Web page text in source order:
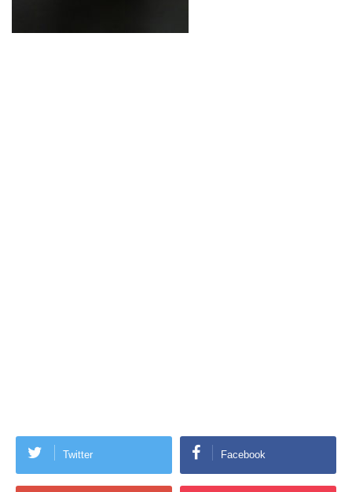
Twitter Facebook